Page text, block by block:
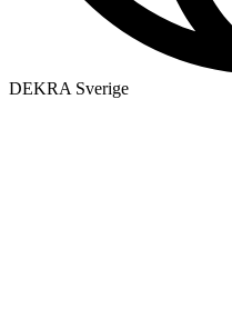
DEKRA Sverige